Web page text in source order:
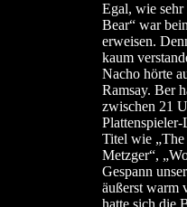
Egal, wie sehr
Bear“ war
erweisen.
kaum
Nacho hörte
Ramsay. Ber
zwischen 21
Titel wie „The
Metzger“,
Gespann
äußerst warm
hatte sich die